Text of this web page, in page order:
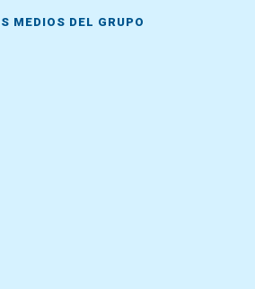
MEDIOS DEL GRUPO